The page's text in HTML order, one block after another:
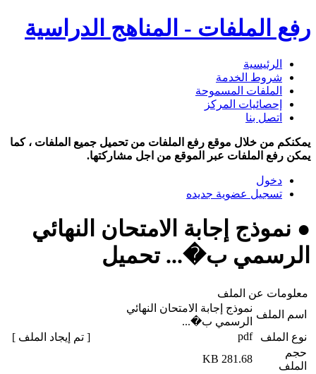
رفع الملفات - المناهج الدراسية
الرئيسية
شروط الخدمة
الملفات المسموحة
إحصائيات المركز
اتصل بنا
يمكنكم من خلال موقع رفع الملفات من تحميل جميع الملفات ، كما
يمكن رفع الملفات عبر الموقع من اجل مشاركتها.
دخول
تسجيل عضوية جديده
● نموذج إجابة الامتحان النهائي
الرسمي ب�... تحميل
معلومات عن الملف
اسم الملف
نموذج إجابة الامتحان النهائي
الرسمي ب�...
نوع الملف
pdf
حجم
الملف
281.68 KB
[ تم إيجاد الملف ]